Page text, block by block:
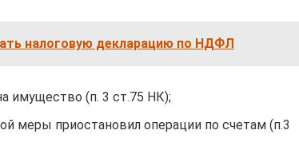
налоговую декларацию по НДФЛ
имущество (п. 3 ст.75 НК);
меры приостановил операции по счетам (п.3